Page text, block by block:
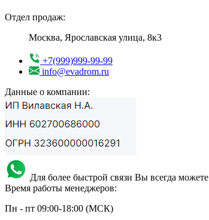
Отдел продаж:
Москва, Ярославская улица, 8к3
+7(999)999-99-99
info@evadrom.ru
Данные о компании:
Для более быстрой связи Вы всегда можете
Время работы менеджеров:
Пн - пт 09:00-18:00 (МСК)